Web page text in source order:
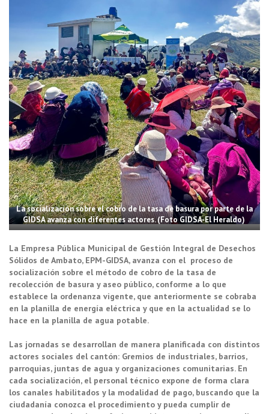
La socialización sobre el cobro de la tasa de basura por parte de la
GIDSA avanza con diferentes actores. (Foto GIDSA-El Heraldo)
La Empresa Pública Municipal de Gestión Integral de Desechos
Sólidos de Ambato, EPM-GIDSA, avanza con el proceso de
socialización sobre el método de cobro de la tasa de
recolección de basura y aseo público, conforme a lo que
establece la ordenanza vigente, que anteriormente se cobraba
en la planilla de energía eléctrica y que en la actualidad se lo
hace en la planilla de agua potable.
Las jornadas se desarrollan de manera planificada con distintos
actores sociales del cantón: Gremios de industriales, barrios,
parroquias, juntas de agua y organizaciones comunitarias. En
cada socialización, el personal técnico expone de forma clara
los canales habilitados y la modalidad de pago, buscando que la
ciudadanía conozca el procedimiento y pueda cumplir de